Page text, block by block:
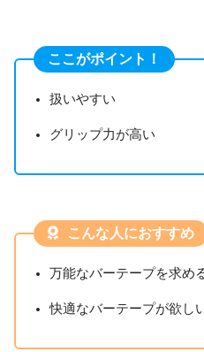
ここがポイント！
扱いやすい
グリップ力が高い
こんな人におすすめ
万能なバーテープを求め
快適なバーテープが欲し